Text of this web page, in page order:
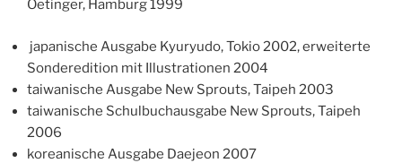
Oetinger, Hamburg 1999
japanische Ausgabe Kyuryudo, Tokio 2002, erweiterte
Sonderedition mit Illustrationen 2004
taiwanische Ausgabe New Sprouts, Taipeh 2003
taiwanische Schulbuchausgabe New Sprouts, Taipeh
2006
koreanische Ausgabe Daejeon 2007